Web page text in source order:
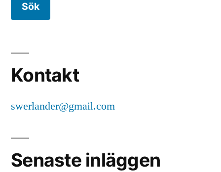
Kontakt
swerlander@gmail.com
Senaste inläggen